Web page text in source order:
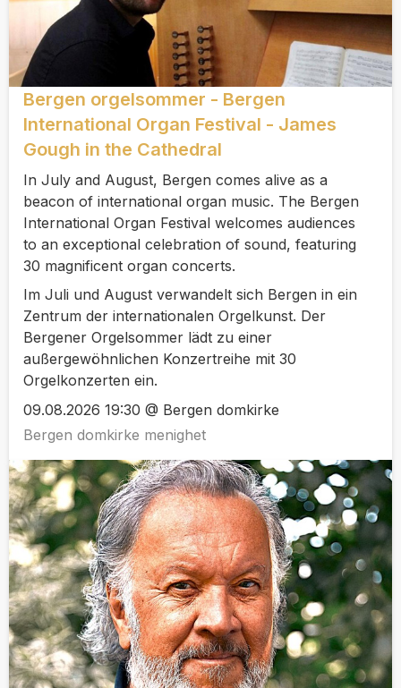
Bergen orgelsommer - Bergen
International Organ Festival - James
Gough in the Cathedral
In July and August, Bergen comes alive as a
beacon of international organ music. The Bergen
International Organ Festival welcomes audiences
to an exceptional celebration of sound, featuring
30 magnificent organ concerts.
Im Juli und August verwandelt sich Bergen in ein
Zentrum der internationalen Orgelkunst. Der
Bergener Orgelsommer lädt zu einer
außergewöhnlichen Konzertreihe mit 30
Orgelkonzerten ein.
09.08.2026 19:30 @ Bergen domkirke
Bergen domkirke menighet